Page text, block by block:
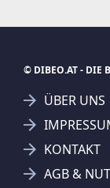
© DIBEO.AT - DIE
ÜBER UNS
KONTAKT
AGB &